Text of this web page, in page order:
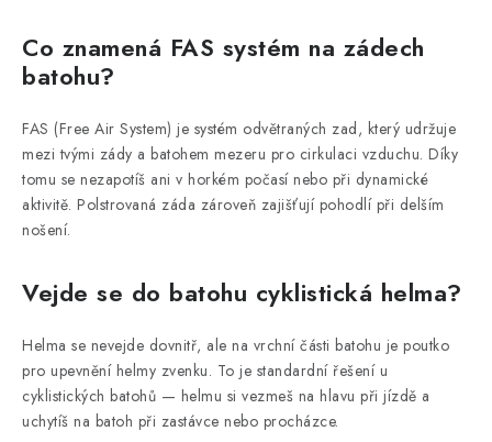
Co znamená FAS systém na zádech
batohu?
FAS (Free Air System) je systém odvětraných zad, který udržuje
mezi tvými zády a batohem mezeru pro cirkulaci vzduchu. Díky
tomu se nezapotíš ani v horkém počasí nebo při dynamické
aktivitě. Polstrovaná záda zároveň zajišťují pohodlí při delším
nošení.
Vejde se do batohu cyklistická helma?
Helma se nevejde dovnitř, ale na vrchní části batohu je poutko
pro upevnění helmy zvenku. To je standardní řešení u
cyklistických batohů — helmu si vezmeš na hlavu při jízdě a
uchytíš na batoh při zastávce nebo procházce.